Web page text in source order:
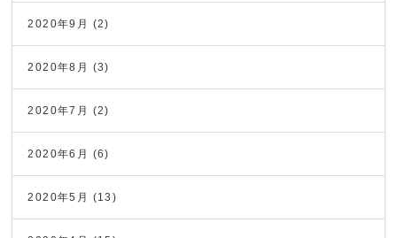
2020年9月 (2)
2020年8月 (3)
2020年7月 (2)
2020年6月 (6)
2020年5月 (13)